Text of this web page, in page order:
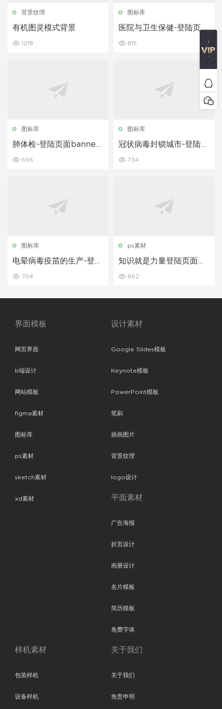
背景纹理
有机图灵模式背景
1218
图标库
医院与卫生保健-登陆页面
815
图标库
肺体检-登陆页面banner
696
图标库
冠状病毒封锁城市-登陆页
734
图标库
电晕病毒疫苗的生产-登陆
704
ps素材
知识就是力量登陆页面插
862
界面模板
网页界面
b端设计
网站模板
figma素材
图标库
ps素材
sketch素材
xd素材
设计素材
Google Slides模板
Keynote模板
PowerPoint模板
笔刷
插画图片
背景纹理
logo设计
平面素材
广告海报
折页设计
画册设计
名片模板
简历模板
免费字体
样机素材
包装样机
设备样机
关于我们
关于我们
免责申明